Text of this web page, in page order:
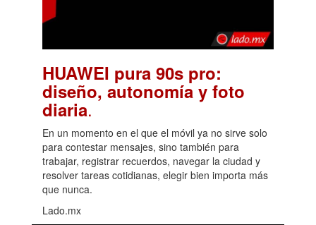
HUAWEI pura 90s pro:
diseño, autonomía y foto
diaria.
En un momento en el que el móvil ya no sirve solo
para contestar mensajes, sino también para
trabajar, registrar recuerdos, navegar la ciudad y
resolver tareas cotidianas, elegir bien importa más
que nunca.
Lado.mx